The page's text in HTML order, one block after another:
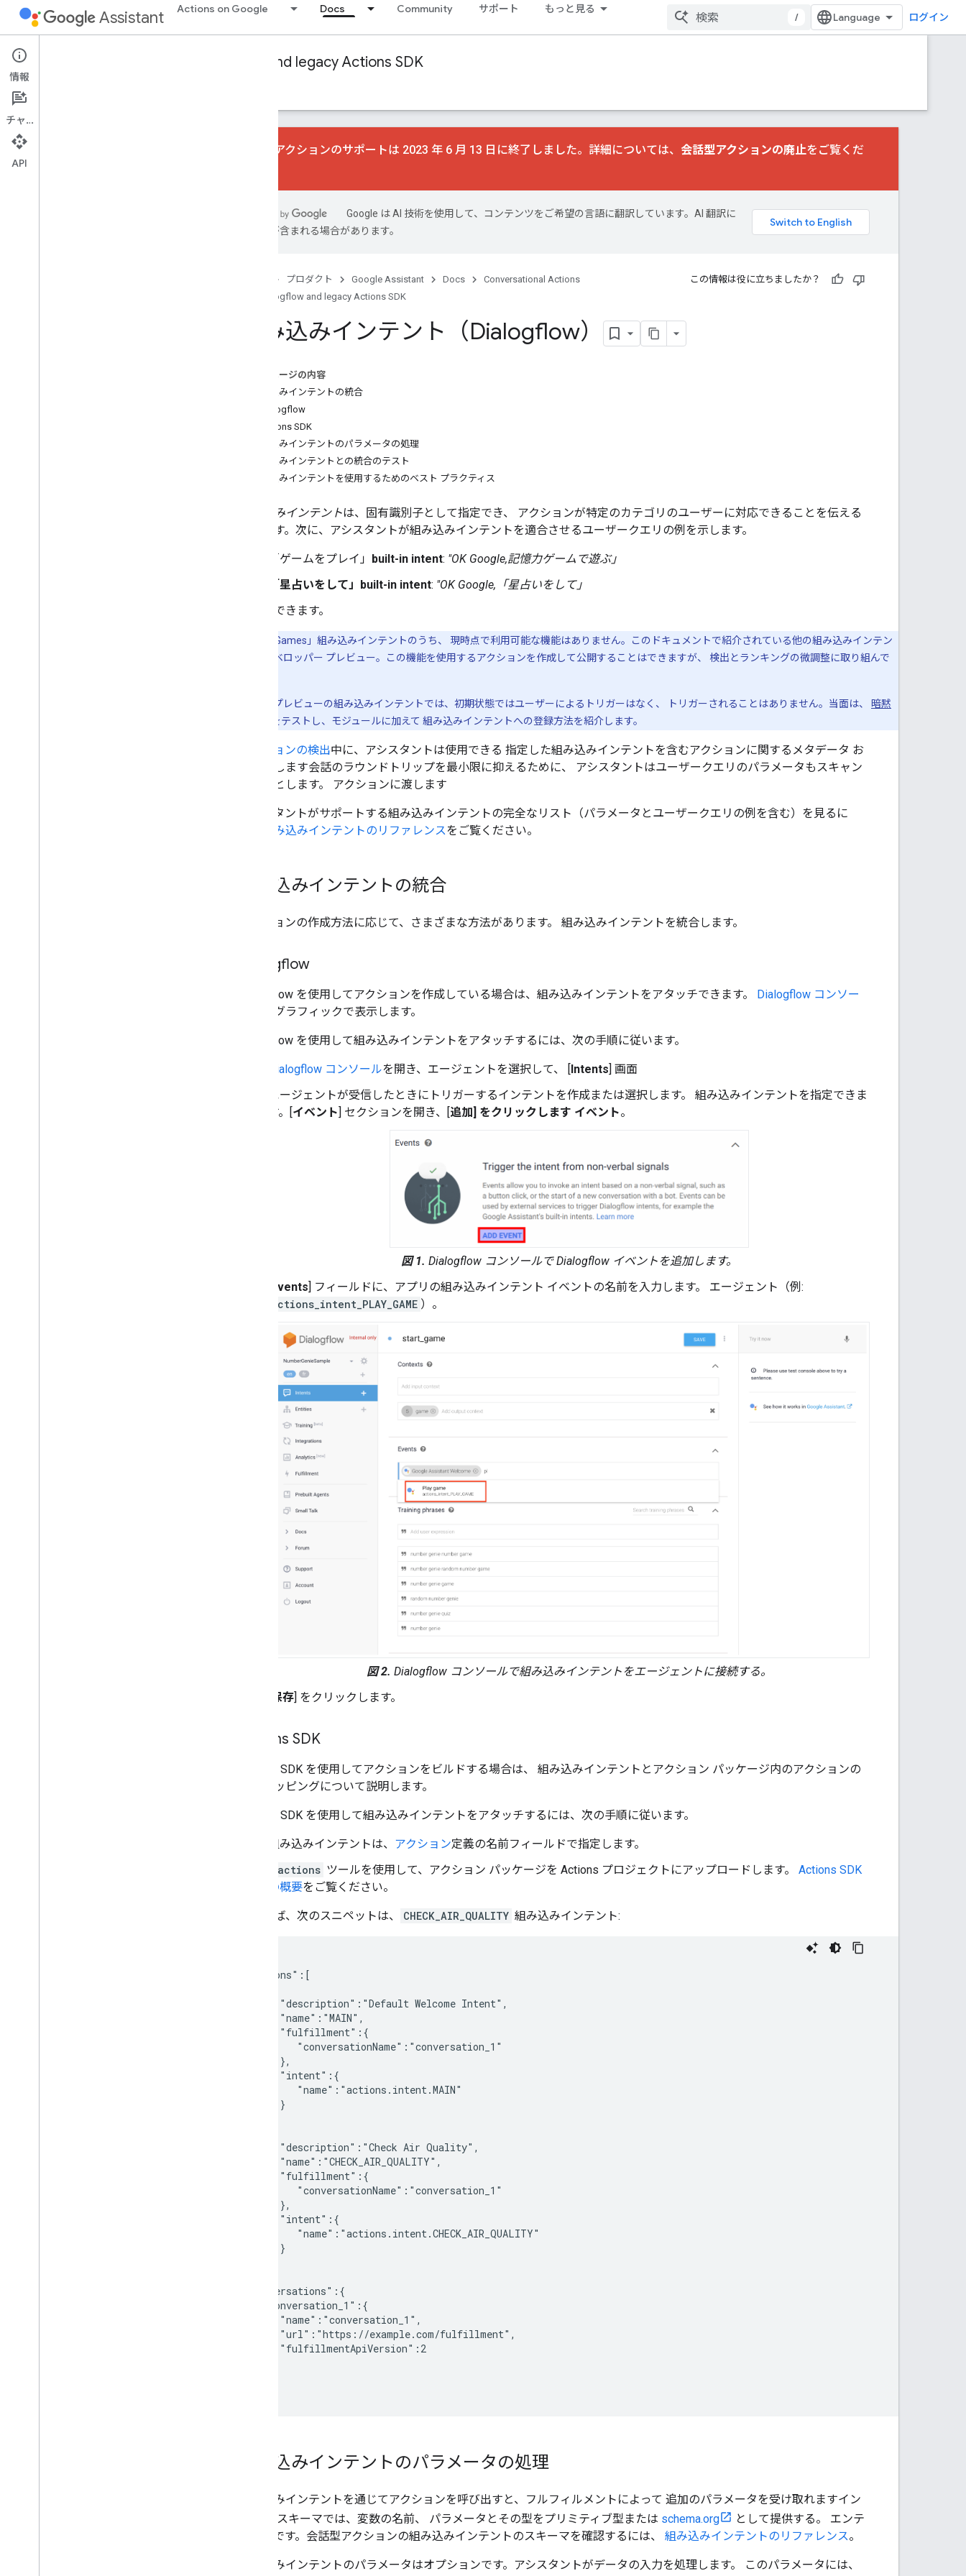
Assistant Actions on Google Docs Community サポート もっと見る
/ ログイン
Conversational Actions Dialogflow and legacy Actions SDK
ガイド
会話型アクションのサポートは 2023 年 6 月 13 日に終了しました。詳細については、 会話型アクションの廃止をご覧くだ
Google は AI 技術を使用して、コンテンツをご希望の言語に翻訳しています。AI 翻訳に
は誤りが含まれる場合があります。
プロダクト Google Assistant Docs
Conversational Actions
Dialogflow and legacy Actions SDK
この情報は役に立ちましたか？
組み込みインテント（Dialogflow）
このページの内容
組み込みインテントの統合
Dialogflow
Actions SDK
組み込みインテントのパラメータの処理
組み込みインテントとの統合のテスト
組み込みインテントを使用するためのベスト プラクティス
組み込みインテントは、固有識別子として指定でき、 アクションが特定のカテゴリのユーザーに対応できることを伝える
できます。次に、アシスタントが組み込みインテントを適合させるユーザークエリの例を示します。
「ゲームをプレイ」 built-in intent: "OK Google,記憶力ゲームで遊ぶ」
「星占いをして」built-in intent: "OK Google,「星占いをして」
で確認できます。
「Play Games」組み込みインテントのうち、 現時点で利用可能な機能はありません。このドキュメントで紹介されている他の組み込みインテン
トは現在、 デベロッパー プレビュー。この機能を使用するアクションを作成して公開することはできますが、 検出とランキングの微調整に取り組んで
デベロッパー プレビューの組み込みインテントでは、初期状態ではユーザーによるトリガーはなく、 トリガーされることはありません。当面は、
暗黙
をテストし、モジュールに加えて 組み込みインテントへの登録方法を紹介します。
アクションの検出中に、アシスタントは使用できる 指定した組み込みインテントを含むアクションに関するメタデータ お
すすめします会話のラウンドトリップを最小限に抑えるために、 アシスタントはユーザークエリのパラメータもスキャン
しようとします。 アクションに渡します
アシスタントがサポートする組み込みインテントの完全なリスト（パラメータとユーザークエリの例を含む）を見るに
組み込みインテントのリファレンスをご覧ください。
組み込みインテントの統合
アクションの作成方法に応じて、さまざまな方法があります。 組み込みインテントを統合します。
Dialogflow
Dialogflow を使用してアクションを作成している場合は、組み込みインテントをアタッチできます。 Dialogflow コンソー
からグラフィックで表示します。
Dialogflow を使用して組み込みインテントをアタッチするには、次の手順に従います。
Dialogflow コンソールを開き、エージェントを選択して、 [Intents] 画面
エージェントが受信したときにトリガーするインテントを作成または選択します。 組み込みインテントを指定できま
す。[イベント] セクションを開き、[追加] をクリックします イベント。
図 1. Dialogflow コンソールで Dialogflow イベントを追加します。
Events] フィールドに、アプリの組み込みインテント イベントの名前を入力します。 エージェント（例:
actions_intent_PLAY_GAME ）。
図 2. Dialogflow コンソールで組み込みインテントをエージェントに接続する。
保存] をクリックします。
Actions SDK
Actions SDK を使用してアクションをビルドする場合は、 組み込みインテントとアクション パッケージ内のアクションの
間のマッピングについて説明します。
Actions SDK を使用して組み込みインテントをアタッチするには、次の手順に従います。
組み込みインテントは、 アクション定義の名前フィールドで指定します。
gactions ツールを使用して、アクション パッケージを Actions プロジェクトにアップロードします。 Actions SDK
の概要をご覧ください。
たとえば、次のスニペットは、 CHECK_AIR_QUALITY 組み込みインテント:
   "actions":[
         "description":"Default Welcome Intent",
         "name":"MAIN",
         "fulfillment":{
            "conversationName":"conversation_1"
         },
         "intent":{
            "name":"actions.intent.MAIN"
         }
         "description":"Check Air Quality",
         "name":"CHECK_AIR_QUALITY",
         "fulfillment":{
            "conversationName":"conversation_1"
         },
         "intent":{
            "name":"actions.intent.CHECK_AIR_QUALITY"
         }
   "conversations":{
      "conversation_1":{
         "name":"conversation_1",
         "url":"https://example.com/fulfillment",
         "fulfillmentApiVersion":2
組み込みインテントのパラメータの処理
組み込みインテントを通じてアクションを呼び出すと、フルフィルメントによって 追加のパラメータを受け取れますイン
テント スキーマでは、変数の名前、 パラメータとその型をプリミティブ型または schema.org
として提供する。 エンテ
ィティです。会話型アクションの組み込みインテントのスキーマを確認するには、 組み込みインテントのリファレンス。
組み込みインテントのパラメータはオプションです。アシスタントがデータの入力を処理します。 このパラメータには、
情報
チャット
API